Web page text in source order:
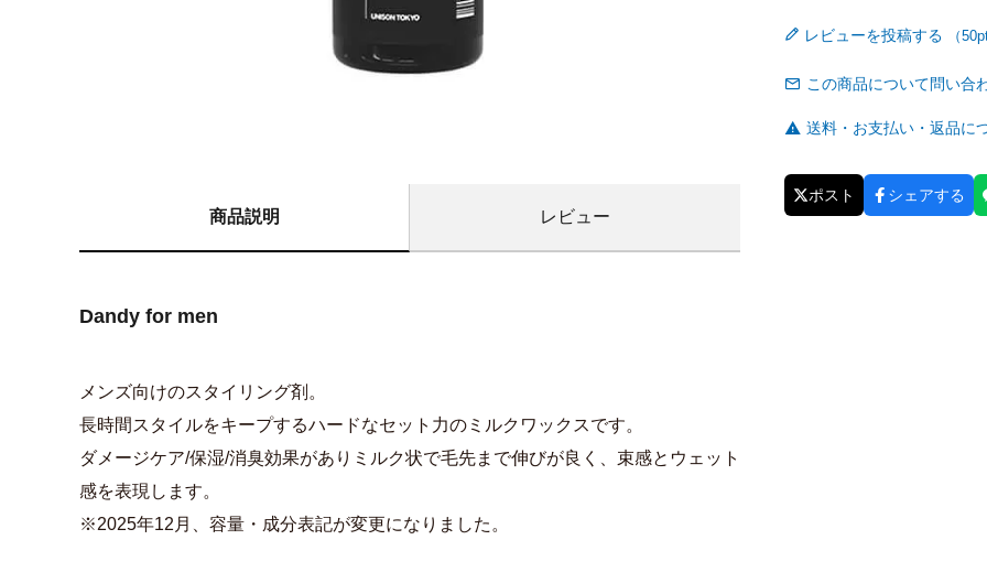
商品説明 レビュー
Dandy for men
メンズ向けのスタイリング剤。
長時間スタイルをキープするハードなセット力のミルクワックスです。
ダメージケア/保湿/消臭効果がありミルク状で毛先まで伸びが良く、束感とウェット
感を表現します。
※2025年12月、容量・成分表記が変更になりました。
レビューを投稿する
この商品について問い合
送料・お支払い・返品に
ポスト シェアする